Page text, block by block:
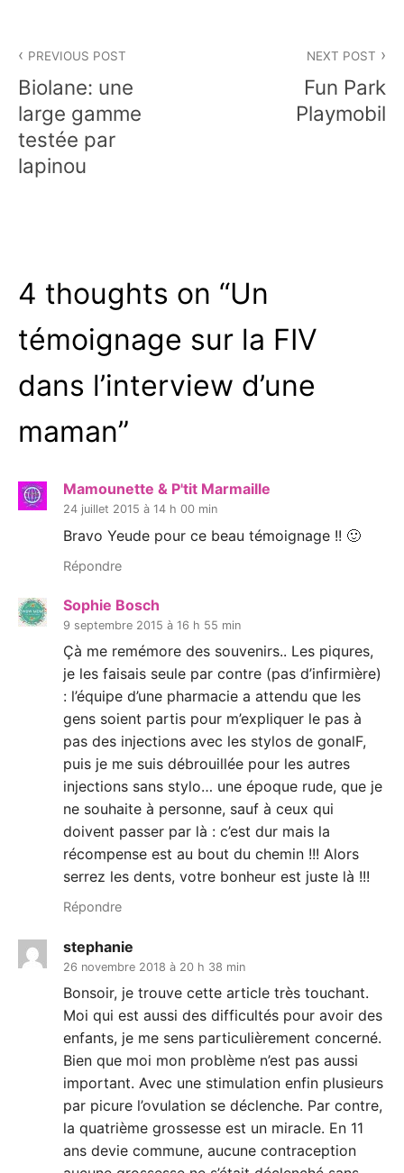
de
l’article
PREVIOUS POST
Biolane: une
large gamme
testée par
lapinou
NEXT POST
Fun Park
Playmobil
4 thoughts on “Un
témoignage sur la FIV
dans l’interview d’une
maman”
Mamounette & P'tit Marmaille
24 juillet 2015 à 14 h 00 min
Bravo Yeude pour ce beau témoignage !! 🙂
Répondre
Sophie Bosch
9 septembre 2015 à 16 h 55 min
Çà me remémore des souvenirs.. Les piqures,
je les faisais seule par contre (pas d’infirmière)
: l’équipe d’une pharmacie a attendu que les
gens soient partis pour m’expliquer le pas à
pas des injections avec les stylos de gonalF,
puis je me suis débrouillée pour les autres
injections sans stylo… une époque rude, que je
ne souhaite à personne, sauf à ceux qui
doivent passer par là : c’est dur mais la
récompense est au bout du chemin !!! Alors
serrez les dents, votre bonheur est juste là !!!
Répondre
stephanie
26 novembre 2018 à 20 h 38 min
Bonsoir, je trouve cette article très touchant.
Moi qui est aussi des difficultés pour avoir des
enfants, je me sens particulièrement concerné.
Bien que moi mon problème n’est pas aussi
important. Avec une stimulation enfin plusieurs
par picure l’ovulation se déclenche. Par contre,
la quatrième grossesse est un miracle. En 11
ans devie commune, aucune contraception